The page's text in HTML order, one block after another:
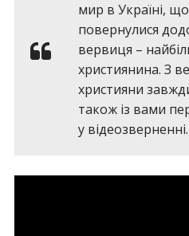
мир в Україні,
повернулися
вервиця –
християнина. З
християни
також із вами
у відеозверненні.